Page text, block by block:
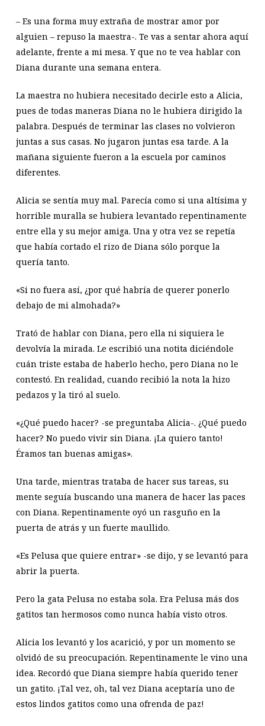
– Es una forma muy extraña de mostrar amor por
alguien – repuso la maestra-. Te vas a sentar ahora aquí
adelante, frente a mi mesa. Y que no te vea hablar con
Diana durante una semana entera.
La maestra no hubiera necesitado decirle esto a Alicia,
pues de todas maneras Diana no le hubiera dirigido la
palabra. Después de terminar las clases no volvieron
juntas a sus casas. No jugaron juntas esa tarde. A la
mañana siguiente fueron a la escuela por caminos
diferentes.
Alicia se sentía muy mal. Parecía como si una altísima y
horrible muralla se hubiera levantado repentinamente
entre ella y su mejor amiga. Una y otra vez se repetía
que había cortado el rizo de Diana sólo porque la
quería tanto.
«Si no fuera así, ¿por qué habría de querer ponerlo
debajo de mi almohada?»
Trató de hablar con Diana, pero ella ni siquiera le
devolvía la mirada. Le escribió una notita diciéndole
cuán triste estaba de haberlo hecho, pero Diana no le
contestó. En realidad, cuando recibió la nota la hizo
pedazos y la tiró al suelo.
«¿Qué puedo hacer? -se preguntaba Alicia-. ¿Qué puedo
hacer? No puedo vivir sin Diana. ¡La quiero tanto!
Éramos tan buenas amigas».
Una tarde, mientras trataba de hacer sus tareas, su
mente seguía buscando una manera de hacer las paces
con Diana. Repentinamente oyó un rasguño en la
puerta de atrás y un fuerte maullido.
«Es Pelusa que quiere entrar» -se dijo, y se levantó para
abrir la puerta.
Pero la gata Pelusa no estaba sola. Era Pelusa más dos
gatitos tan hermosos como nunca había visto otros.
Alicia los levantó y los acarició, y por un momento se
olvidó de su preocupación. Repentinamente le vino una
idea. Recordó que Diana siempre había querido tener
un gatito. ¡Tal vez, oh, tal vez Diana aceptaría uno de
estos lindos gatitos como una ofrenda de paz!